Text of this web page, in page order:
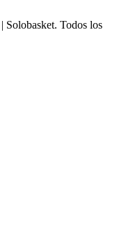
Solobasket. Todos los